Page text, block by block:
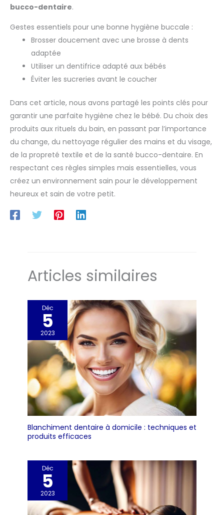
bucco-dentaire.
Gestes essentiels pour une bonne hygiène buccale :
Brosser doucement avec une brosse à dents
adaptée
Utiliser un dentifrice adapté aux bébés
Éviter les sucreries avant le coucher
Dans cet article, nous avons partagé les points clés pour
garantir une parfaite hygiène chez le bébé. Du choix des
produits aux rituels du bain, en passant par l’importance
du change, du nettoyage régulier des mains et du visage,
de la propreté textile et de la santé bucco-dentaire. En
respectant ces règles simples mais essentielles, vous
créez un environnement sain pour le développement
heureux et sain de votre petit.
Articles similaires
Déc
5
2023
Blanchiment dentaire à domicile : techniques et
produits efficaces
Déc
5
2023